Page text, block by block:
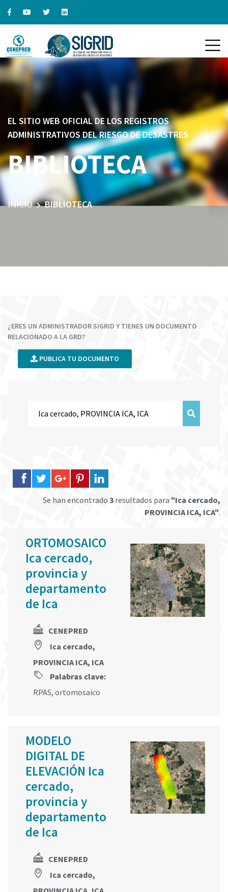
EL SITIO WEB OFICIAL DE LOS REGISTROS
ADMINISTRATIVOS DEL RIESGO DE DESASTRES
BIBLIOTECA
INICIO BIBLIOTECA
¿ERES UN ADMINISTRADOR SIGRID Y TIENES UN DOCUMENTO
RELACIONADO A LA GRD?
PUBLICA TU DOCUMENTO
Se han encontrado 3 resultados para "Ica cercado,
PROVINCIA ICA, ICA".
ORTOMOSAICO
Ica cercado,
provincia y
departamento
de Ica
CENEPRED
Ica cercado,
PROVINCIA ICA, ICA
Palabras clave:
RPAS, ortomosaico
MODELO
DIGITAL DE
ELEVACIÓN Ica
cercado,
provincia y
departamento
de Ica
CENEPRED
Ica cercado,